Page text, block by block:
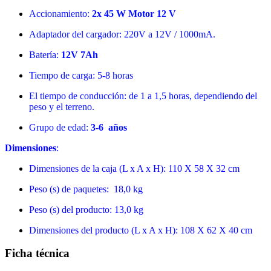
Accionamiento: 2x 45 W Motor 12 V
Adaptador del cargador: 220V a 12V / 1000mA.
Batería: 12V 7Ah
Tiempo de carga: 5-8 horas
El tiempo de conducción: de 1 a 1,5 horas, dependiendo del
peso y el terreno.
Grupo de edad: 3-6 años
Dimensiones:
Dimensiones de la caja (L x A x H): 110 X 58 X 32 cm
Peso (s) de paquetes: 18,0 kg
Peso (s) del producto: 13,0 kg
Dimensiones del producto (L x A x H): 108 X 62 X 40 cm
Ficha técnica